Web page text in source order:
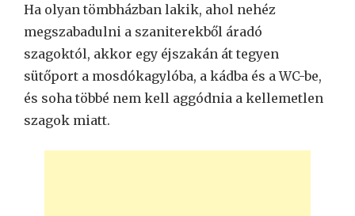
Ha olyan tömbházban lakik, ahol nehéz
megszabadulni a szaniterekből áradó
szagoktól, akkor egy éjszakán át tegyen
sütőport a mosdókagylóba, a kádba és a WC-be,
és soha többé nem kell aggódnia a kellemetlen
szagok miatt.